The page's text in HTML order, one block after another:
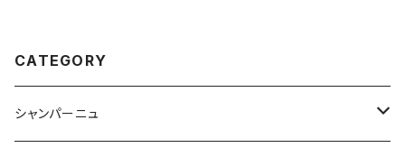
CATEGORY
シャンパーニュ